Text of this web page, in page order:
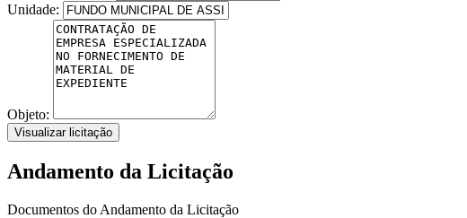
Unidade:
Objeto:
Visualizar licitação
Andamento da Licitação
Documentos do Andamento da Licitação